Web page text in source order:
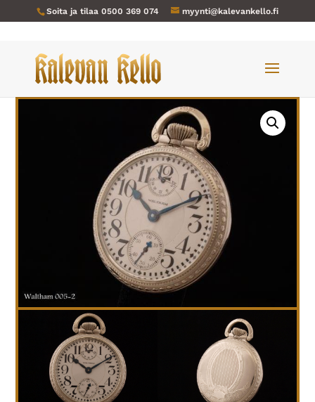
Soita ja tilaa 0500 369 074 myynti@kalevankello.fi
Verkkokauppa/Taskukellot/ Waltham-005 vuodelta 1924